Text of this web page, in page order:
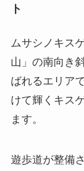
ト
ムサシノキス
山」の南向き
ばれるエリア
けて輝くキス
ます。
遊歩道が整備